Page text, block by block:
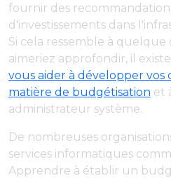
fournir des
d'investissements dans
Si cela ressemble à quelque
aimeriez approfondir, il existe
vous aider à développer vos
matière de budgétisation et
administrateur système.
De nombreuses
services informatiques
Apprendre à établir un